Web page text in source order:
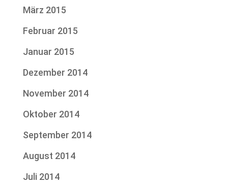
März 2015
Februar 2015
Januar 2015
Dezember 2014
November 2014
Oktober 2014
September 2014
August 2014
Juli 2014